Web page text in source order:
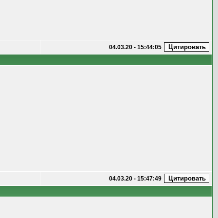
04.03.20 - 15:44:05
04.03.20 - 15:47:49